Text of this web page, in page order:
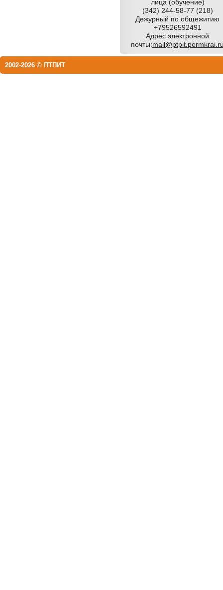
лица (обучение)
(342) 244-58-77 (218)
Дежурный по общежитию
+79526592491
Адрес электронной
почты:
2002-2026 © ПТПИТ